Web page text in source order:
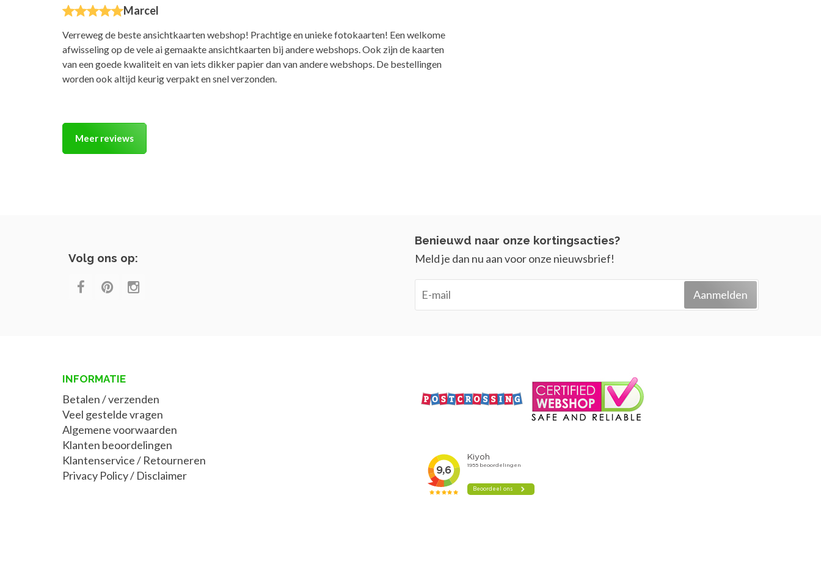
Marcel
Verreweg de beste ansichtkaarten webshop! Prachtige en unieke fotokaarten! Een welkome
afwisseling op de vele ai gemaakte ansichtkaarten bij andere webshops. Ook zijn de kaarten
van een goede kwaliteit en van iets dikker papier dan van andere webshops. De bestellingen
worden ook altijd keurig verpakt en snel verzonden.
Meer reviews
Volg ons op:
Benieuwd naar onze kortingsacties?
Meld je dan nu aan voor onze nieuwsbrief!
Aanmelden
INFORMATIE
Betalen / verzenden
Veel gestelde vragen
Algemene voorwaarden
Klanten beoordelingen
Klantenservice / Retourneren
Privacy Policy/ Disclaimer